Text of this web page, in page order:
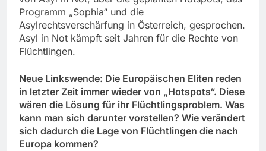
Programm „Sophia“ und die
Asylrechtsverschärfung in Österreich, gesprochen.
Asyl in Not kämpft seit Jahren für die Rechte von
Flüchtlingen.
Neue Linkswende: Die Europäischen Eliten reden
in letzter Zeit immer wieder von „Hotspots“. Diese
wären die Lösung für ihr Flüchtlingsproblem. Was
kann man sich darunter vorstellen? Wie verändert
sich dadurch die Lage von Flüchtlingen die nach
Europa kommen?